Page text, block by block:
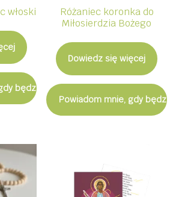
włoski
będzie dostępny
Różaniec koronka do
Miłosierdzia Bożego
Dowiedz się więcej
Powiadom mnie, gdy